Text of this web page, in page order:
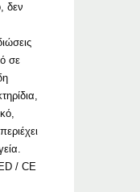
δεν
σε
/ CE